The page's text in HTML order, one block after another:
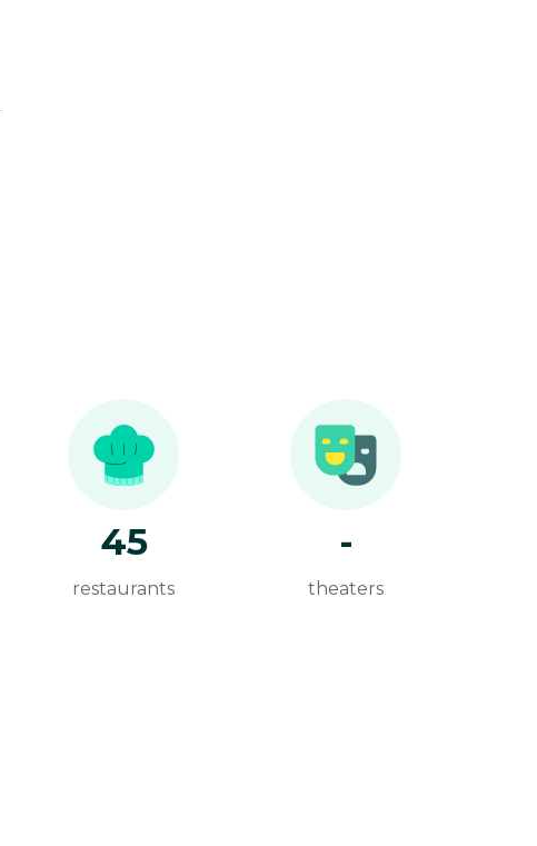
45
restaurants
-
theaters